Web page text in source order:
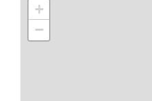
+
−